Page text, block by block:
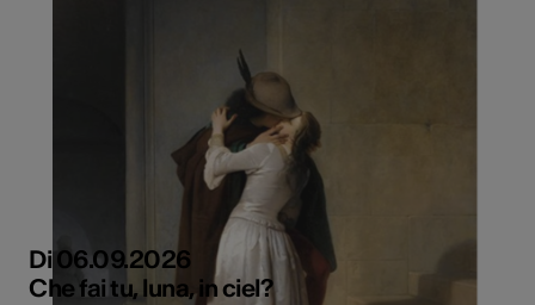
Di 06.09.2026
Che fai tu, luna, in ciel?